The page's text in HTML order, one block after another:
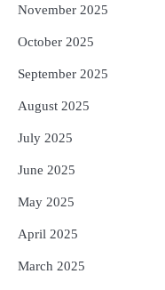
November 2025
October 2025
September 2025
August 2025
July 2025
June 2025
May 2025
April 2025
March 2025